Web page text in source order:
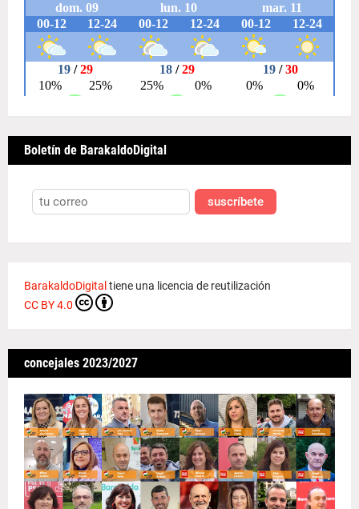
Boletín de BarakaldoDigital
suscríbete
BarakaldoDigital tiene una licencia de reutilización
CC BY 4.0
concejales 2023/2027